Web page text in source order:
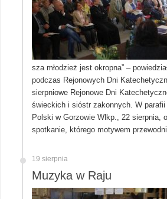
sza młodzież jest okropna” –
podczas Rejonowych Dni
sierpniowe Rejonowe Dni
świeckich i sióstr zakonnych. W parafii
Polski w Gorzowie Wlkp., 22 sierpnia,
spotkanie, którego motywem
19 sierpnia
Muzyka w Raju